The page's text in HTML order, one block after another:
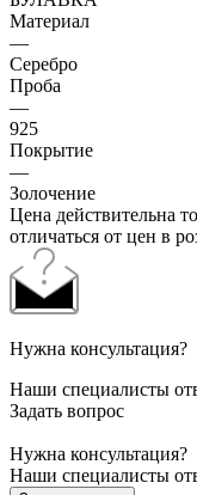
Материал
—
Серебро
Проба
—
925
Покрытие
—
Золочение
Цена действительна
отличаться от цен в
Нужна консультация?
Наши специалисты
Задать вопрос
Нужна консультация?
Наши специалисты